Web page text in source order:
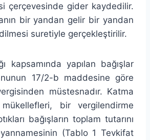
çerçevesinde gider kaydedilir.
bir yandan gelir bir yandan
suretiyle gerçekleştirilir.
kapsamında yapılan bağışlar
17/2-b maddesine göre
müstesnadır. Katma
bir vergilendirme
bağışların toplam tutarını
(Tablo 1 Tevkifat